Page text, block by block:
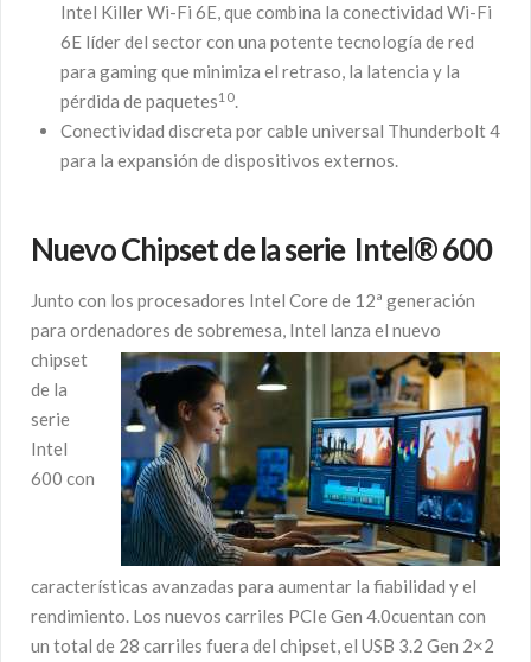
Intel Killer Wi-Fi 6E, que combina la conectividad Wi-Fi
6E líder del sector con una potente tecnología de red
para gaming que minimiza el retraso, la latencia y la
pérdida de paquetes10.
Conectividad discreta por cable universal Thunderbolt 4
para la expansión de dispositivos externos.
Nuevo Chipset de la serie Intel® 600
Junto con los procesadores Intel Core de 12ª generación
para ordenadores de sobremesa, Intel lanza el nuevo
chipset
de la
serie
Intel
600 con
características avanzadas para aumentar la fiabilidad y el
rendimiento. Los nuevos carriles PCIe Gen 4.0cuentan con
un total de 28 carriles fuera del chipset, el USB 3.2 Gen 2×2